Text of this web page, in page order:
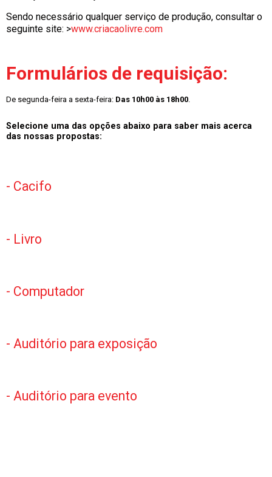
Sendo necessário qualquer serviço de produção, consultar o
seguinte site: >www.criacaolivre.com
Formulários de requisição:
De segunda-feira a sexta-feira: Das 10h00 às 18h00.
Selecione uma das opções abaixo para saber mais acerca
das nossas propostas:
- Cacifo
- Livro
- Computador
- Auditório para exposição
- Auditório para evento